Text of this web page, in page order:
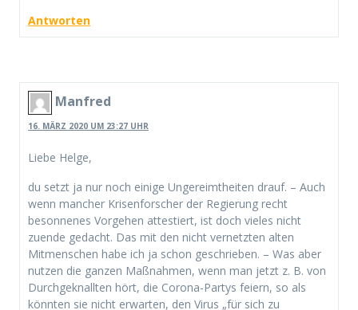
Antworten
Manfred
16. MÄRZ 2020 UM 23:27 UHR
Liebe Helge,
du setzt ja nur noch einige Ungereimtheiten drauf. – Auch
wenn mancher Krisenforscher der Regierung recht
besonnenes Vorgehen attestiert, ist doch vieles nicht
zuende gedacht. Das mit den nicht vernetzten alten
Mitmenschen habe ich ja schon geschrieben. – Was aber
nutzen die ganzen Maßnahmen, wenn man jetzt z. B. von
Durchgeknallten hört, die Corona-Partys feiern, so als
könnten sie nicht erwarten, den Virus „für sich zu